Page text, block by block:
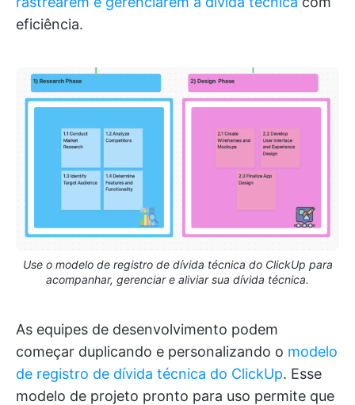
eficiência.
Use o modelo de registro de dívida técnica do ClickUp para
acompanhar, gerenciar e aliviar sua dívida técnica.
As equipes de desenvolvimento podem
começar duplicando e personalizando o modelo
de registro de dívida técnica do ClickUp. Esse
modelo de projeto pronto para uso permite que